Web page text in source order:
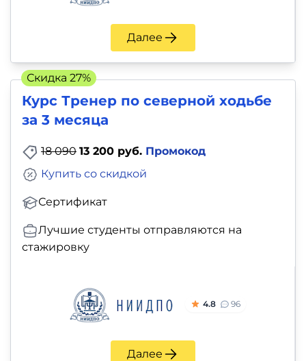
Далее
Курс Тренер по северной ходьбе
за 3 месяца
18 090 13 200 руб. Промокод
Сертификат
Купить со скидкой
Лучшие студенты отправляются на
стажировку
4.8 96
Далее
Скидка 27%